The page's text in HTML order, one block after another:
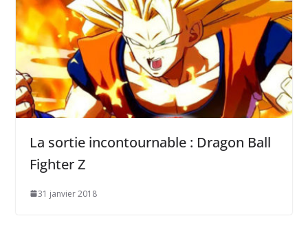
La sortie incontournable : Dragon Ball
Fighter Z
31 janvier 2018